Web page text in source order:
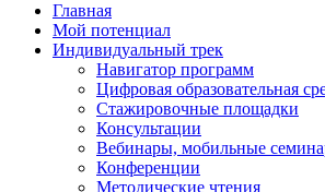
Главная
Мой потенциал
Индивидуальный трек
Навигатор программ
Цифровая образовательная
Стажировочные площадки
Консультации
Вебинары, мобильные
Конференции
Методические чтения